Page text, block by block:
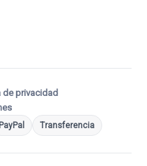
de privacidad
PayPal Transferencia